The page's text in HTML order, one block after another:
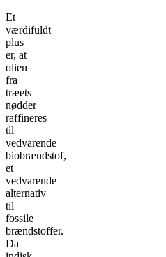
Et
værdifuldt
plus
er, at
olien
fra
træets
nødder
raffineres
til
vedvarende
biobrændstof,
et
vedvarende
alternativ
til
fossile
brændstoffer.
Da